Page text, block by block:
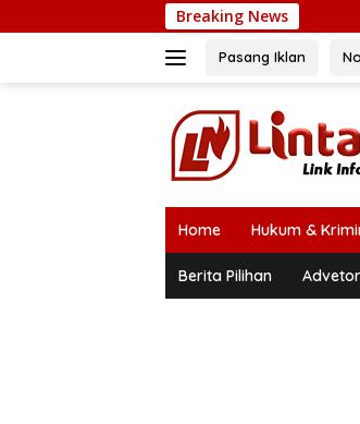
ke
Breaking News
Pasang Iklan
Home Hukum &
Berita Pilihan